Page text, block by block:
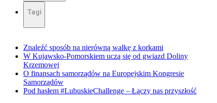
Tagi
Znaleźć sposób na nierówną walkę z korkami
W Kujawsko-Pomorskiem uczą się od gwiazd Doliny
Krzemowej
O finansach samorządów na Europejskim Kongresie
Samorządów
Pod hasłem #LubuskieChallenge – Łączy nas przyszłość